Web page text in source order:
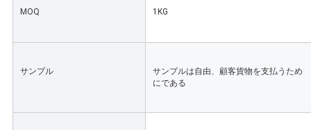
て
く
だ
MOQ 1KG
サンプル
サンプルは自由、顧客貨物を支払うため
にである